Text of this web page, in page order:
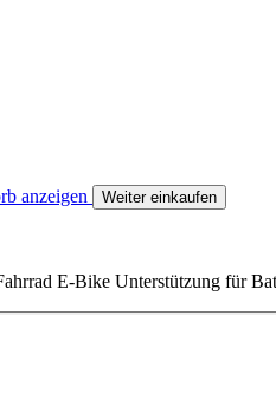
anzeigen Weiter einkaufen
E-Bike Unterstützung für